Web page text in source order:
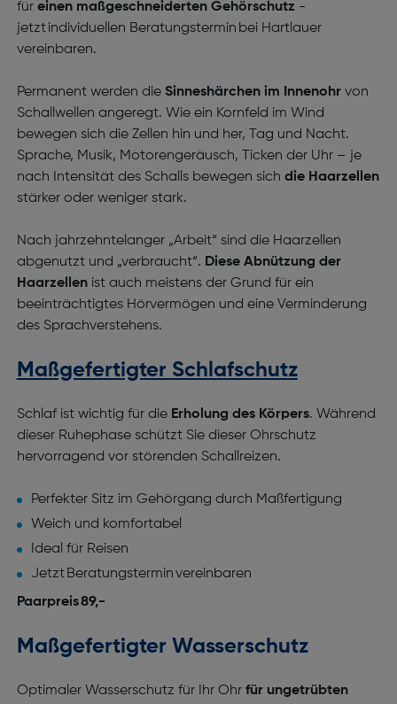
für einen maßgeschneiderten Gehörschutz -
jetzt individuellen Beratungstermin bei Hartlauer
vereinbaren.
Permanent werden die Sinneshärchen im Innenohr von
Schallwellen angeregt. Wie ein Kornfeld im Wind
bewegen sich die Zellen hin und her, Tag und Nacht.
Sprache, Musik, Motorengeräusch, Ticken der Uhr – je
nach Intensität des Schalls bewegen sich die Haarzellen
stärker oder weniger stark.
Nach jahrzehntelanger „Arbeit“ sind die Haarzellen
abgenutzt und „verbraucht“. Diese Abnützung der
Haarzellen ist auch meistens der Grund für ein
beeinträchtigtes Hörvermögen und eine Verminderung
des Sprachverstehens.
Maßgefertigter Schlafschutz
Schlaf ist wichtig für die Erholung des Körpers. Während
dieser Ruhephase schützt Sie dieser Ohrschutz
hervorragend vor störenden Schallreizen.
Perfekter Sitz im Gehörgang durch Maßfertigung
Weich und komfortabel
Ideal für Reisen
Jetzt Beratungstermin vereinbaren
Paarpreis 89,-
Maßgefertigter Wasserschutz
Optimaler Wasserschutz für Ihr Ohr für ungetrübten